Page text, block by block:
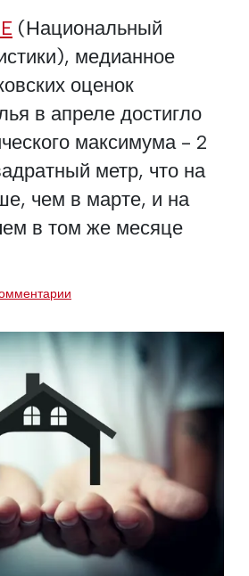
(Национальный
медианное
оценок
в апреле достигло
максимума - 2
метр, что на
чем в марте, и на
в том же месяце